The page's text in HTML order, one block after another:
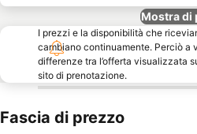
Mostra di
I prezzi e la disponibilità che
cambiano continuamente. Perciò a
differenze tra l’offerta visualizzata
sito di prenotazione.
Fascia di prezzo